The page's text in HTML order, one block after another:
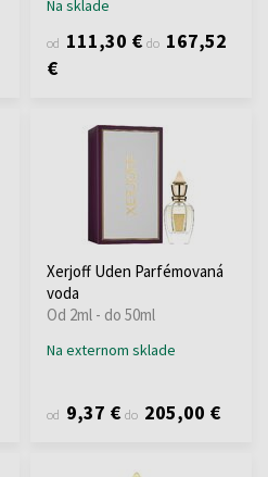
Na sklade
od 111,30 € do 167,52
€
Xerjoff Uden Parfémovaná
voda
Od 2ml - do 50ml
Na externom sklade
od 9,37 € do 205,00 €